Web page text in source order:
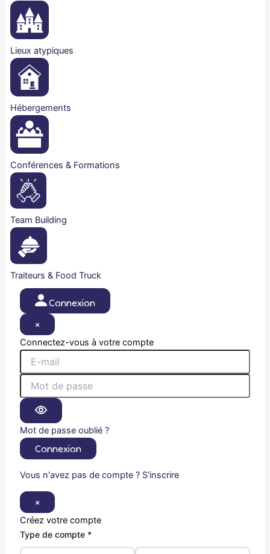
Lieux atypiques
Hébergements
Conférences & Formations
Team Building
Traiteurs & Food Truck
Connexion
×
Connectez-vous à votre compte
Mot de passe oublié ?
Connexion
Vous n'avez pas de compte ? S'inscrire
×
Créez votre compte
Type de compte *